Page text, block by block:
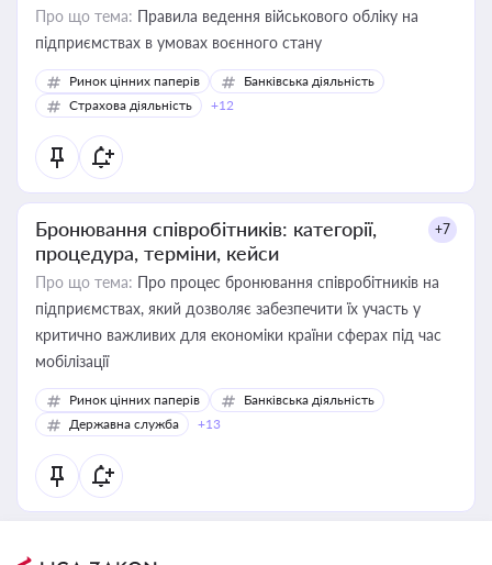
Про що тема: Правила ведення військового обліку на
підприємствах в умовах воєнного стану
Ринок цінних паперів
Банківська діяльність
Страхова діяльність
+12
Бронювання співробітників: категорії,
процедура, терміни, кейси
+7
Про що тема: Про процес бронювання співробітників на
підприємствах, який дозволяє забезпечити їх участь у
критично важливих для економіки країни сферах під час
мобілізації
Ринок цінних паперів
Банківська діяльність
Державна служба
+13